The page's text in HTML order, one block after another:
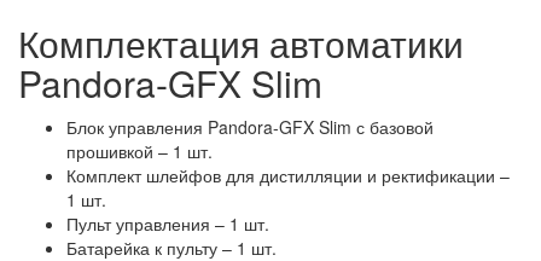
Комплектация автоматики
Pandora-GFX Slim
Блок управления Pandora-GFX Slim с базовой
прошивкой – 1 шт.
Комплект шлейфов для дистилляции и ректификации –
1 шт.
Пульт управления – 1 шт.
Батарейка к пульту – 1 шт.